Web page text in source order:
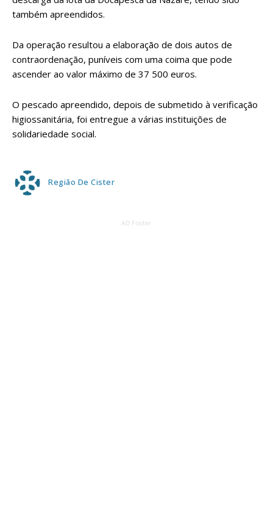
também apreendidos.
Da operação resultou a elaboração de dois autos de
contraordenação, puníveis com uma coima que pode
ascender ao valor máximo de 37 500 euros.
O pescado apreendido, depois de submetido à verificação
higiossanitária, foi entregue a várias instituições de
solidariedade social.
Região De Cister
AD Footer